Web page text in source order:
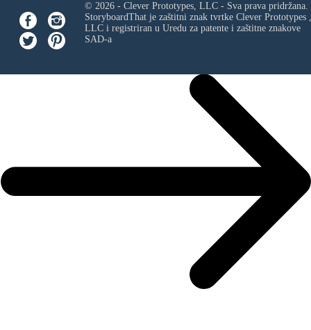
© 2026 - Clever Prototypes, LLC - Sva prava pridržana.
StoryboardThat je zaštitni znak tvrtke Clever Prototypes ,
LLCi registriran u Uredu za patente i zaštitne znakove
SAD-a